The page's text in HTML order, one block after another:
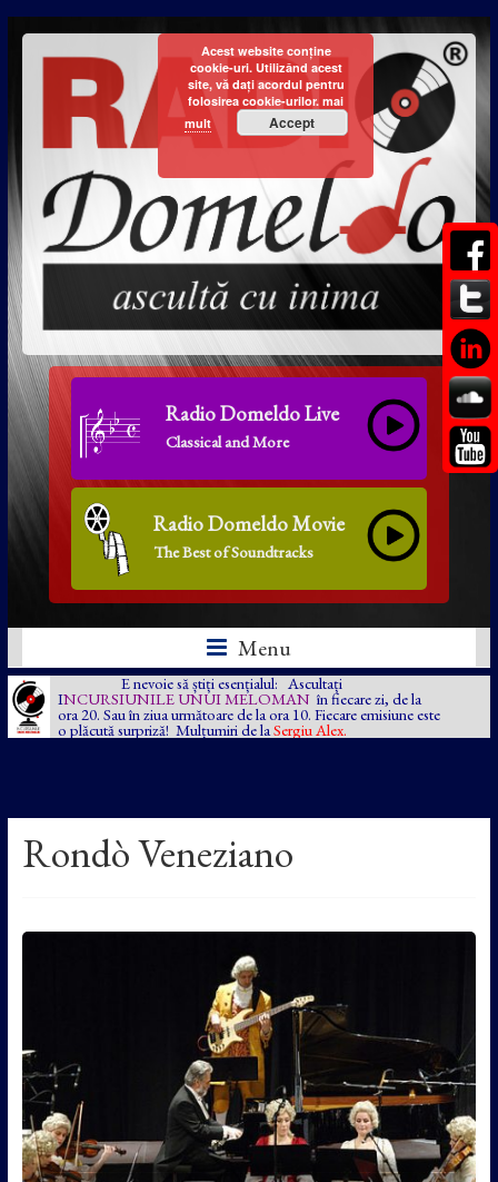
Radio Domeldo Live
Classical and More
Radio Domeldo Movie
The Best of Soundtracks
Menu
E nevoie să știți esențialul: Ascultați
INCURSIUNILE UNUI MELOMAN în fiecare zi, de la
ora 20. Sau în ziua următoare de la ora 10. Fiecare emisiune este
o plăcută surpriză! Mulțumiri de la Sergiu Alex.
Rondò Veneziano
Acest website conține
cookie-uri. Utilizând acest
site, vă dați acordul pentru
folosirea cookie-urilor. mai
mult
Accept